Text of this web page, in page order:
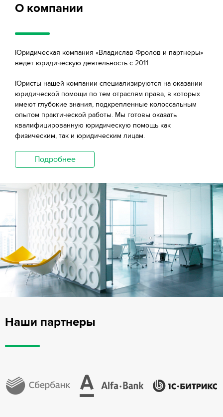
О компании
Юридическая компания «Владислав Фролов и партнеры»
ведет юридическую деятельность с 2011
Юристы нашей компании специализируются на оказании
юридической помощи по тем отраслям права, в которых
имеют глубокие знания, подкрепленные колоссальным
опытом практической работы. Мы готовы оказать
квалифицированную юридическую помощь как
физическим, так и юридическим лицам.
Подробнее
Наши партнеры